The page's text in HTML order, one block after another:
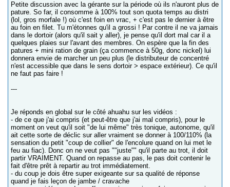
Petite discussion avec la gérante sur la période où ils n'auront plus de
pature. So far, il consomme à 100% tout son quota temps au distri
(lol, gros morfale !) où c'est foin en vrac, + c'est pas le dernier à être
au foin en filet. Tu m'étonnes qu'il a grossi ! Par contre il ne va jamais
dans le dortoir (alors qu'il sait y aller), je pense qu'il dort mal car il a
quelques plaies sur l'avant des membres. On espère que la fin des
patures + mini ration de grain (ça commence à 50g, donc nickel) lui
donnera envie de marcher un peu plus (le distributeur de concentré
n'est accessible que dans le sens dortoir > espace extérieur). Ce qu'il
ne faut pas faire !
---
Je réponds en global sur le côté ahuahu sur les vidéos :
- de ce que j'ai compris (et peut-être que j'ai mal compris), pour le
moment on veut qu'il soit "de lui même" très tonique, autonome, qu'il
ait cette sorte de déclic sur aller vraiment se donner à 100/110% (la
sensation du petit "coup de collier" de l'encolure quand on lui met le
feu au fiac). Donc on ne veut pas ""juste"" qu'il parte au trot, il doit
partir VRAIMENT. Quand on repasse au pas, le pas doit contenir le
fait d'être prêt à repartir au trot immédiatement.
- du coup je dois être super exigeante sur sa qualité de réponse
quand je fais leçon de jambe / cravache